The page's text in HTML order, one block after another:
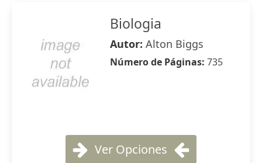
Biologia
Autor: Alton Biggs
Número de Páginas: 735
Ver Opciones